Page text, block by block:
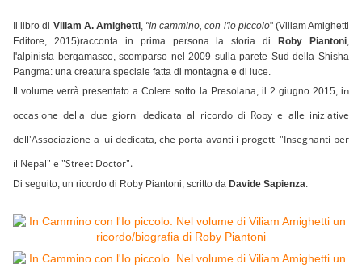
Il libro di Viliam A. Amighetti, "In cammino, con l'io piccolo" (Viliam Amighetti
Editore, 2015)racconta in prima persona la storia di
Roby Piantoni,
l'alpinista bergamasco,scomparso nel 2009 sulla parete Sud della Shisha
Pangma: una creatura speciale fatta di montagna e di luce.
l volume verrà presentato a Colere sotto la Presolana, il 2 giugno 2015, in
occasione della due giorni dedicata al ricordo di Roby e alle iniziative
dell'Associazione a lui dedicata, che porta avanti i progetti "Insegnanti per
il Nepal" e "Street Doctor".
Di seguito, un ricordo di Roby Piantoni, scritto da Davide Sapienza.